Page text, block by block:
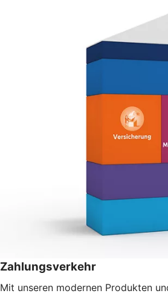
Zahlungsverkehr
Mit unseren modernen Produkten